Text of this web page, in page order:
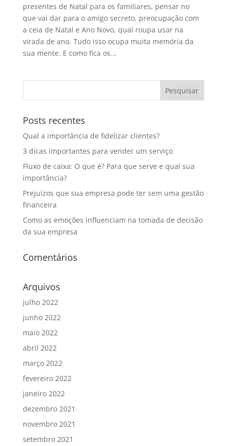
presentes de Natal para os familiares, pensar no
que vai dar para o amigo secreto, preocupação com
a ceia de Natal e Ano Novo, qual roupa usar na
virada de ano. Tudo isso ocupa muita memória da
sua mente. E como fica os...
Posts recentes
Qual a importância de fidelizar clientes?
3 dicas importantes para vender um serviço
Fluxo de caixa: O que é? Para que serve e qual sua
importância?
Prejuízos que sua empresa pode ter sem uma gestão
financeira
Como as emoções influenciam na tomada de decisão
da sua empresa
Comentários
Arquivos
julho 2022
junho 2022
maio 2022
abril 2022
março 2022
fevereiro 2022
janeiro 2022
dezembro 2021
novembro 2021
setembro 2021